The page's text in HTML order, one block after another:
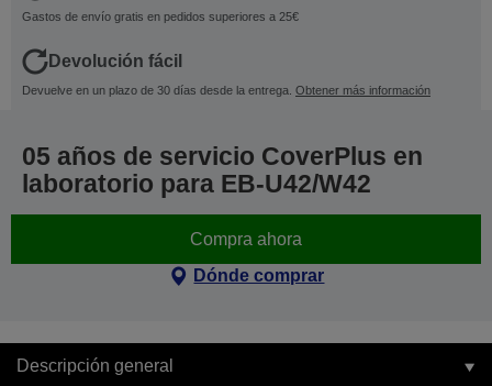
Gastos de envío gratis en pedidos superiores a 25€
Devolución fácil
Devuelve en un plazo de 30 días desde la entrega. Obtener más información
05 años de servicio CoverPlus en
laboratorio para EB-U42/W42
Compra ahora
Dónde comprar
Descripción general